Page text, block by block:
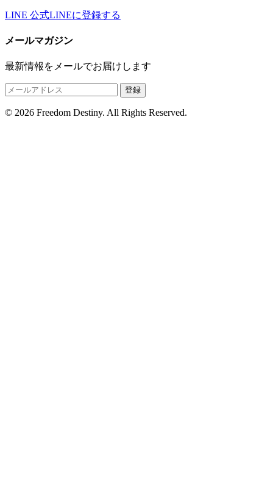
LINE 公式LINEに登録する
メールマガジン
最新情報をメールでお届けします
登録
© 2026 Freedom Destiny. All Rights Reserved.